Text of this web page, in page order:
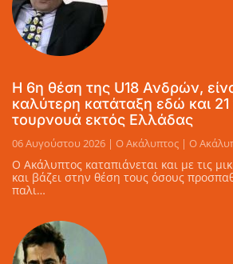
Η 6η θέση της U18 Ανδρών,
καλύτερη κατάταξη εδώ και 21
τουρνουά εκτός Ελλάδας
06 Αυγούστου 2026 | Ο Ακάλυπτος | Ο
Ο Ακάλυπτος καταπιάνεται και με τις
και βάζει στην θέση τους όσους
παλι…